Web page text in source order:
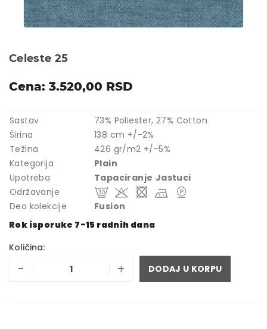
Celeste 25
Cena: 3.520,00 RSD
Sastav
73% Poliester, 27% Cotton
Širina
138 cm +/-2%
Težina
426 gr/m2 +/-5%
Kategorija
Plain
Upotreba
Tapaciranje Jastuci
Održavanje
Deo kolekcije
Fusion
Rok isporuke 7-15 radnih dana
Količina:
- + DODAJ U KORPU